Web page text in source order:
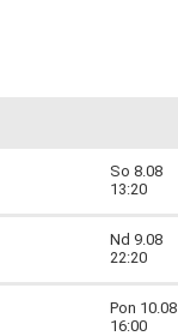
So 8.08
13:20
Nd 9.08
22:20
Pon 10.08
16:00